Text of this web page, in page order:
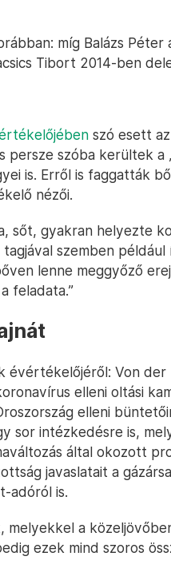
míg Balázs Péter
Tibort 2014-ben
szó esett
persze szóba kerültek a
is. Erről is faggatták
nézői.
sőt, gyakran helyezte
szemben például
lenne meggyőző
feladata.”
évértékelőjéről: Von der
elleni oltási
elleni
sor intézkedésre is,
által okozott
javaslatait a
adóról is.
a
ezek mind szoros